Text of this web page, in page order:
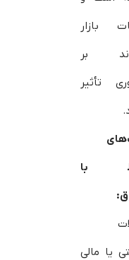
بازار
بر
تأثیر
با
یا مالی